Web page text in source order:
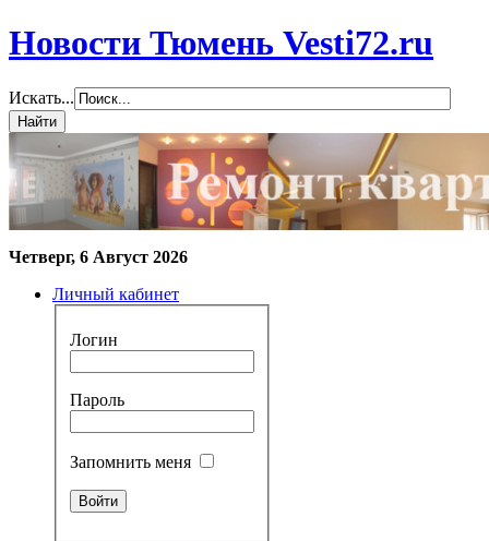
Новости Тюмень Vesti72.ru
Искать...
Четверг, 6 Август 2026
Личный кабинет
Логин
Пароль
Запомнить меня